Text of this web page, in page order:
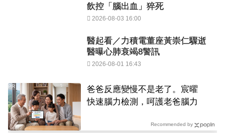
飲控「腦出血」猝死
2026-08-03 16:00
醫起看／力積電董座黃崇仁驟逝
醫曝心肺衰竭8警訊
2026-08-01 16:43
爸爸反應變慢不是老了。宸曜
快速腦力檢測，呵護老爸腦力
PR
Recommended by